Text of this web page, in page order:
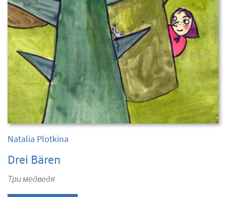
Natalia Plotkina
Drei Bären
Три медведя